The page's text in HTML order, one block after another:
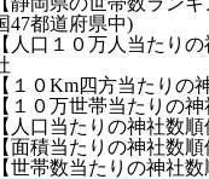
47都道府県中)
【人口１０万人当たり
【１０Km四方当たりの
【１０万世帯当たりの
【人口当たりの神社数
【面積当たりの神社数
【世帯数当たりの神社